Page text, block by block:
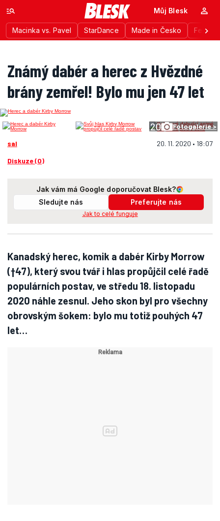
Macinka vs. Pavel StarDance Made in Česko
Můj Blesk
Známý dabér a herec z Hvězdné
brány zemřel! Bylo mu jen 47 let
20 Fotogalerie >
sal 20. 11. 2020 • 18:07
Diskuze (0)
Jak vám má Google doporučovat Blesk?
Sledujte nás
Preferujte nás
Jak to celé funguje
Kanadský herec, komik a dabér Kirby Morrow
(†47), který svou tvář i hlas propůjčil celé řadě
populárních postav, ve středu 18. listopadu
2020 náhle zesnul. Jeho skon byl pro všechny
obrovským šokem: bylo mu totiž pouhých 47
let…